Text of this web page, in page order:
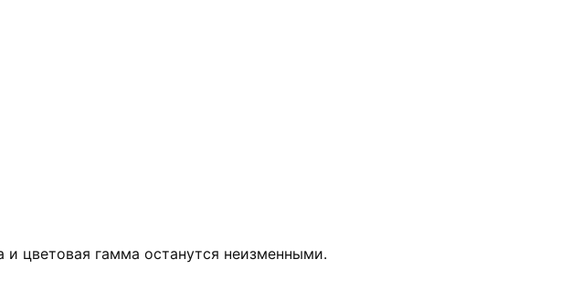
цветовая гамма останутся неизменными.